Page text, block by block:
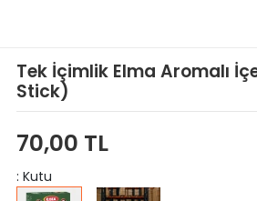
Tek İçimlik Elma Aromalı
Stick)
70,00 TL
: Kutu